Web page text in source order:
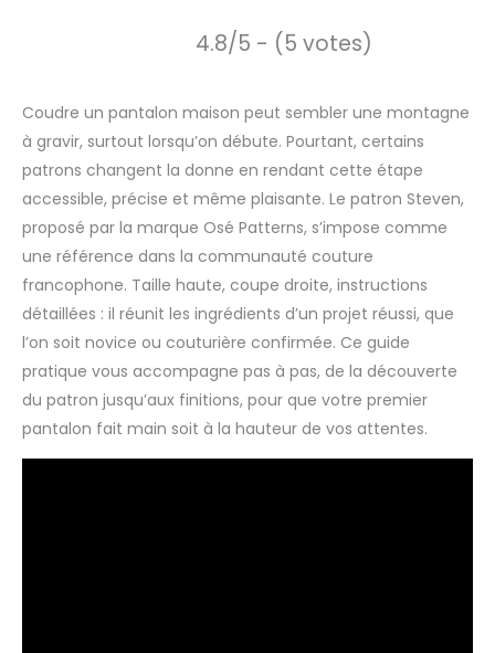
4.8/5 - (5 votes)
Coudre un pantalon maison peut sembler une montagne
à gravir, surtout lorsqu’on débute. Pourtant, certains
patrons changent la donne en rendant cette étape
accessible, précise et même plaisante. Le patron Steven,
proposé par la marque Osé Patterns, s’impose comme
une référence dans la communauté couture
francophone. Taille haute, coupe droite, instructions
détaillées : il réunit les ingrédients d’un projet réussi, que
l’on soit novice ou couturière confirmée. Ce guide
pratique vous accompagne pas à pas, de la découverte
du patron jusqu’aux finitions, pour que votre premier
pantalon fait main soit à la hauteur de vos attentes.